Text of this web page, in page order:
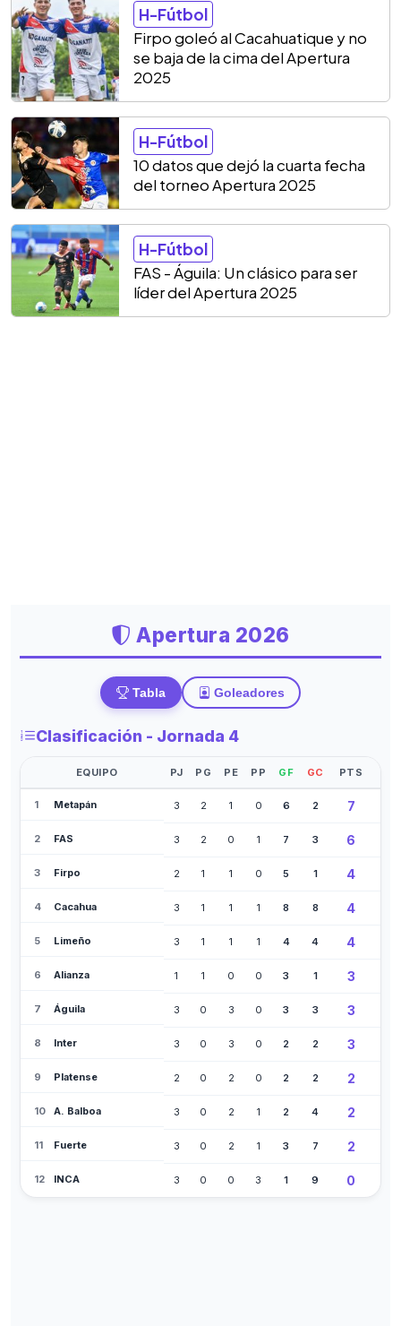
H-Fútbol
Firpo goleó al Cacahuatique y no
se baja de la cima del Apertura
2025
H-Fútbol
10 datos que dejó la cuarta fecha
del torneo Apertura 2025
H-Fútbol
FAS - Águila: Un clásico para ser
líder del Apertura 2025